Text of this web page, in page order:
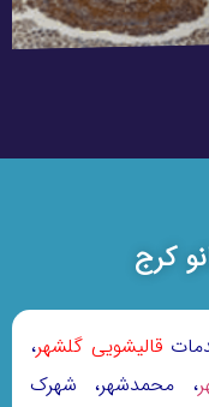
کرج
قالیشویی گلشهر،
، محمدشهر، شهرک